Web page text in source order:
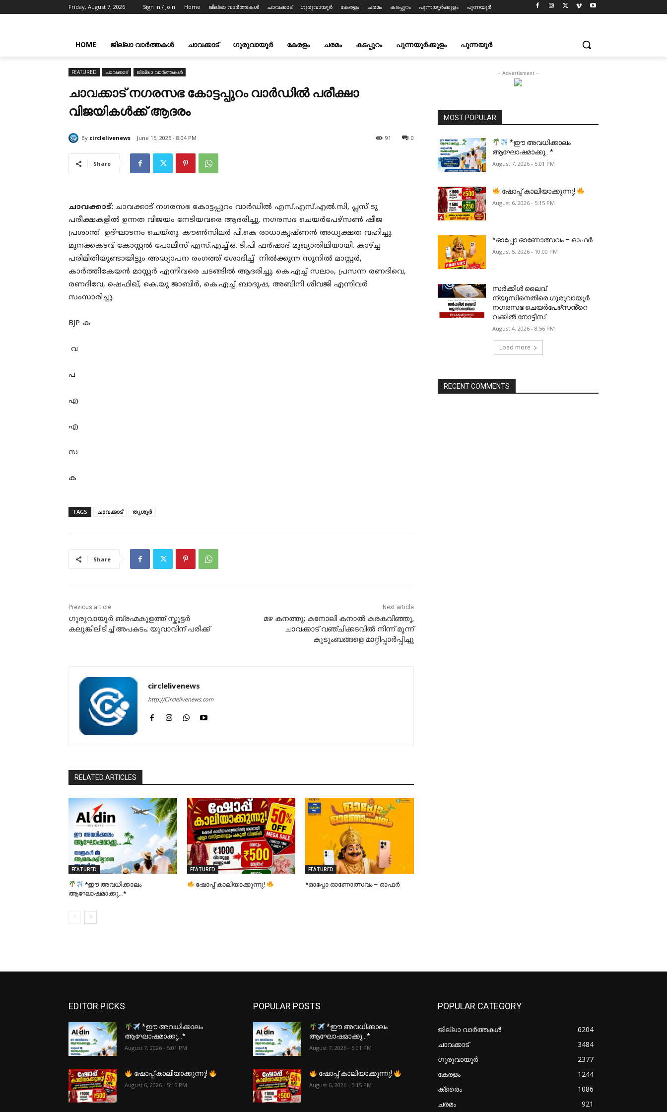
Friday, August 7, 2026 Sign in / Join Home ജില്ലാ വാർത്തകൾ ചാവക്കാട് ഗുരുവായൂർ കേരളം ചരമം കടപ്പുറം പുന്നയൂർക്കുളം പുന്നയൂർ
HOME ജില്ലാ വാർത്തകൾ ചാവക്കാട് ഗുരുവായൂർ കേരളം ചരമം കടപ്പുറം പുന്നയൂർക്കുളം പുന്നയൂർ
FEATURED ചാവക്കാട് ജില്ലാ വാർത്തകൾ
ചാവക്കാട് നഗരസഭ കോട്ടപ്പുറം വാർഡിൽ പരീക്ഷാ
വിജയികൾക്ക് ആദരം
By circlelivenews June 15, 2025 - 8:04 PM 0
91
Share
ചാവക്കാട്: ചാവക്കാട് നഗരസഭ കോട്ടപ്പുറം വാർഡിൽ എസ്.എസ്.എൽ.സി, പ്ലസ് ടു
പരീക്ഷകളിൽ ഉന്നത വിജയം നേടിയവരെ ആദരിച്ചു. നഗരസഭ ചെയർപേഴ്സൺ ഷീജ
പ്രശാന്ത് ഉദ്ഘാടനം ചെയ്തു. കൗൺസിലർ പി.കെ രാധാകൃഷ്ണൻ അധ്യക്ഷത വഹിച്ചു.
മുനക്കകടവ് കോസ്റ്റൽ പോലീസ് എസ്.എച്ച്.ഒ. ടി.പി ഫർഷാദ് മുഖ്യാതിഥിയായി. കാഴ്ച്ച
പരിമിതിയുണ്ടായിട്ടും അദ്ധ്യാപന രംഗത്ത് ശോഭിച്ച് നിൽക്കുന്ന സുനിൽ മാസ്റ്റർ,
കാർത്തികേയൻ മാസ്റ്റർ എന്നിവരെ ചടങ്ങിൽ ആദരിച്ചു. കെ.എച്ച് സലാം, പ്രസന്ന രണദിവെ,
രണദിവേ, ഷെഫിഖ്, കെ.യു ജാബിർ, കെ.എച്ച് ബാദുഷ, അബിനി ശിവജി എന്നിവർ
സംസാരിച്ചു.
BJP ക
വ
പ
എ
എ
സ
ക
TAGS ചാവക്കാട് തൃശൂർ
Share
Previous article
ഗുരുവായൂർ ബ്രഹ്മകുളത്ത് സ്കൂട്ടർ
കലുങ്കിലിടിച്ച് അപകടം; യുവാവിന് പരിക്ക്
Next article
മഴ കനത്തു; കനോലി കനാൽ കരകവിഞ്ഞു,
ചാവക്കാട് വഞ്ചിക്കടവിൽ നിന്ന് മൂന്ന്
കുടുംബങ്ങളെ മാറ്റിപ്പാർപ്പിച്ചു
circlelivenews
http://Circlelivenews.com
RELATED ARTICLES
FEATURED
*ഈ അവധിക്കാലം
ആഘോഷമാക്കൂ…*
FEATURED
ഷോപ്പ് കാലിയാക്കുന്നു!
FEATURED
*ഓപ്പോ ഓണോത്സവം – ഓഫർ
- Advertisment -
MOST POPULAR
*ഈ അവധിക്കാലം
ആഘോഷമാക്കൂ…*
August 7, 2026 - 5:01 PM
ഷോപ്പ് കാലിയാക്കുന്നു!
August 6, 2026 - 5:15 PM
*ഓപ്പോ ഓണോത്സവം – ഓഫർ
August 5, 2026 - 10:00 PM
സർക്കിൾ ലൈവ്
ന്യൂസിനെതിരെ ഗുരുവായൂർ
നഗരസഭ ചെയർപേഴ്‌സൻ്റെ
വക്കീൽ നോട്ടീസ്
August 4, 2026 - 8:56 PM
Load more
RECENT COMMENTS
EDITOR PICKS
*ഈ അവധിക്കാലം
ആഘോഷമാക്കൂ…*
August 7, 2026 - 5:01 PM
ഷോപ്പ് കാലിയാക്കുന്നു!
August 6, 2026 - 5:15 PM
POPULAR POSTS
*ഈ അവധിക്കാലം
ആഘോഷമാക്കൂ…*
August 7, 2026 - 5:01 PM
ഷോപ്പ് കാലിയാക്കുന്നു!
August 6, 2026 - 5:15 PM
POPULAR CATEGORY
ജില്ലാ വാർത്തകൾ
6204
ചാവക്കാട്
3484
ഗുരുവായൂർ
2377
കേരളം
1244
ക്രൈം
1086
ചരമം
921